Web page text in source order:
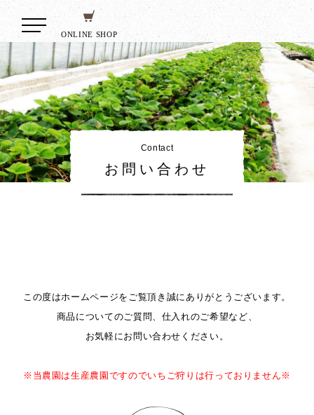
ONLINE SHOP
Contact
お問い合わせ
この度はホームページをご覧頂き誠にありがとうございます。
商品についてのご質問、仕入れのご希望など、
お気軽にお問い合わせください。
※当農園は生産農園ですのでいちご狩りは行っておりません※